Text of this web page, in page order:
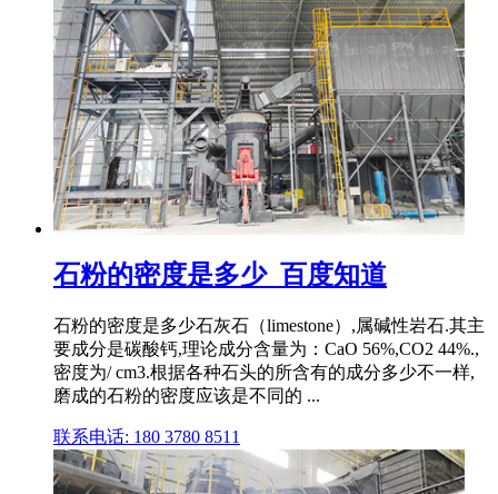
石粉的密度是多少_百度知道
石粉的密度是多少石灰石（limestone）,属碱性岩石.其主
要成分是碳酸钙,理论成分含量为：CaO 56%,CO2 44%.,
密度为/ cm3.根据各种石头的所含有的成分多少不一样,
磨成的石粉的密度应该是不同的 ...
联系电话: 180 3780 8511